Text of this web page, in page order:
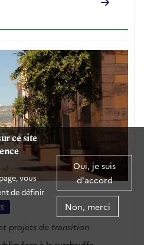
ce site
vous
de définir
Oui, je suis
d'accord
Non, merci
projets de transition